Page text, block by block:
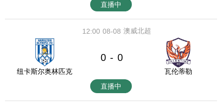
直播中
08-08
12:00 澳威北超
纽卡斯尔奥林匹克
0 - 0
瓦伦蒂勒
直播中